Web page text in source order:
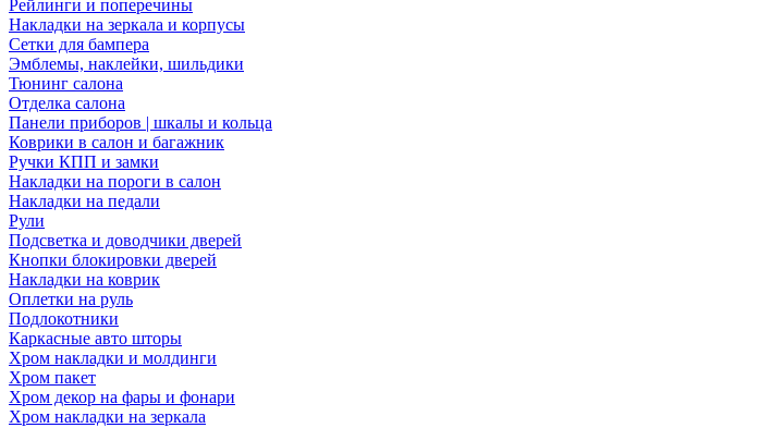
Рейлинги и поперечины
Накладки на зеркала и корпусы
Сетки для бампера
Эмблемы, наклейки, шильдики
Тюнинг салона
Отделка салона
Панели приборов | шкалы и кольца
Коврики в салон и багажник
Ручки КПП и замки
Накладки на пороги в салон
Накладки на педали
Рули
Подсветка и доводчики дверей
Кнопки блокировки дверей
Накладки на коврик
Оплетки на руль
Подлокотники
Каркасные авто шторы
Хром накладки и молдинги
Хром пакет
Хром декор на фары и фонари
Хром накладки на зеркала